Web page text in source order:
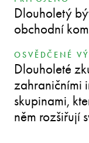
Dlouholetý
obchodní
OSVĚDČENÉ
Dlouholeté
zahraničními
skupinami,
něm rozšiřují